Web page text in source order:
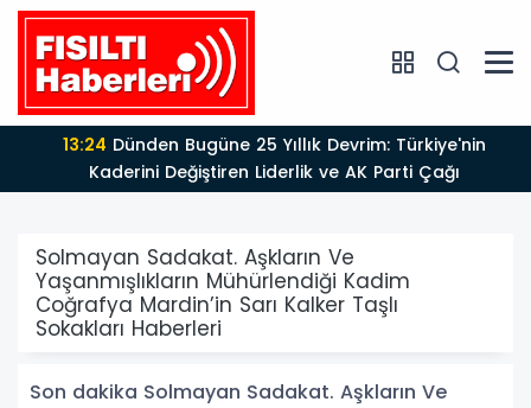
13:24Dünden Bugüne 25 Yıllık Devrim: Türkiye'nin
Kaderini Değiştiren Liderlik ve AK Parti Çağı
Solmayan Sadakat. Aşkların Ve
Yaşanmışlıkların Mühürlendiği Kadim
Coğrafya Mardin’in Sarı Kalker Taşlı
Sokakları Haberleri
Son dakika Solmayan Sadakat. Aşkların Ve